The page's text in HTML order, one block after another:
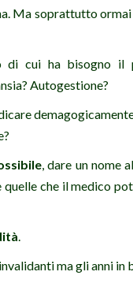
Ma soprattutto ormai
cui ha bisogno il
Autogestione?
, dare un nome
quelle che il medico
ma gli anni in